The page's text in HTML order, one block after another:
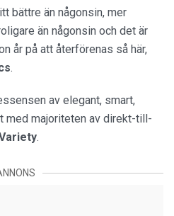
bättre än någonsin, mer
än någonsin och det är
år på att återförenas så här,
.
av elegant, smart,
med majoriteten av direkt-till-
.